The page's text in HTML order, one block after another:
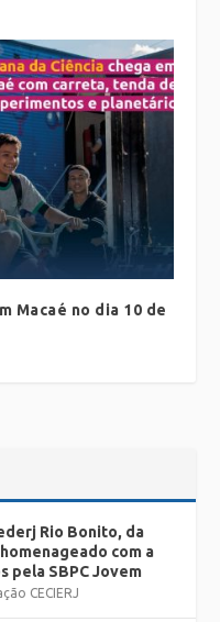
Macaé no dia 10 de
Rio Bonito, da
com a
pela SBPC Jovem
CECIERJ